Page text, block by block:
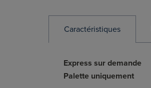
Caractéristiques
Express sur demande
Palette uniquement